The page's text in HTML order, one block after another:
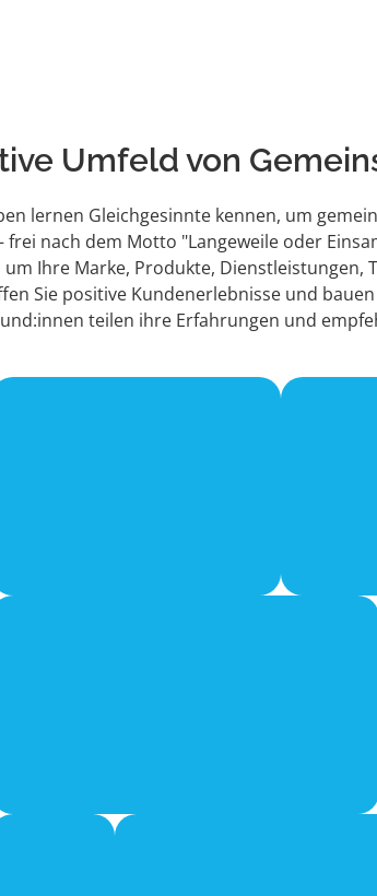
Umfeld von
lernen Gleichgesinnte kennen, um
frei nach dem Motto "Langeweile oder
Ihre Marke, Produkte, Dienstleistungen,
Sie positive Kundenerlebnisse und
teilen ihre Erfahrungen und